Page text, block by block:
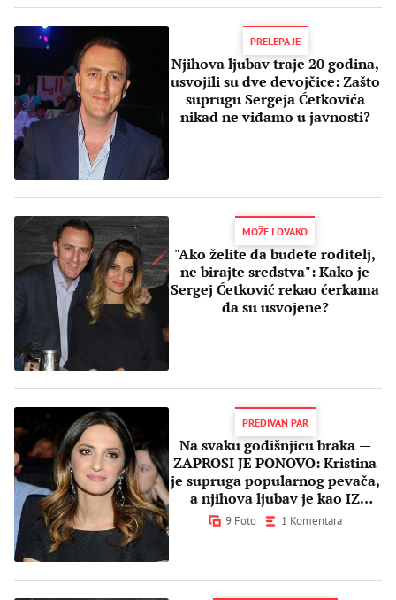
PRELEPA JE
Njihova ljubav traje 20 godina,
usvojili su dve devojčice: Zašto
suprugu Sergeja Ćetkovića
nikad ne viđamo u javnosti?
MOŽE I OVAKO
"Ako želite da budete roditelj,
ne birajte sredstva": Kako je
Sergej Ćetković rekao ćerkama
da su usvojene?
PREDIVAN PAR
Na svaku godišnjicu braka —
ZAPROSI JE PONOVO: Kristina
je supruga popularnog pevača,
a njihova ljubav je kao IZ
BAJKE
9 Foto 1 Komentara